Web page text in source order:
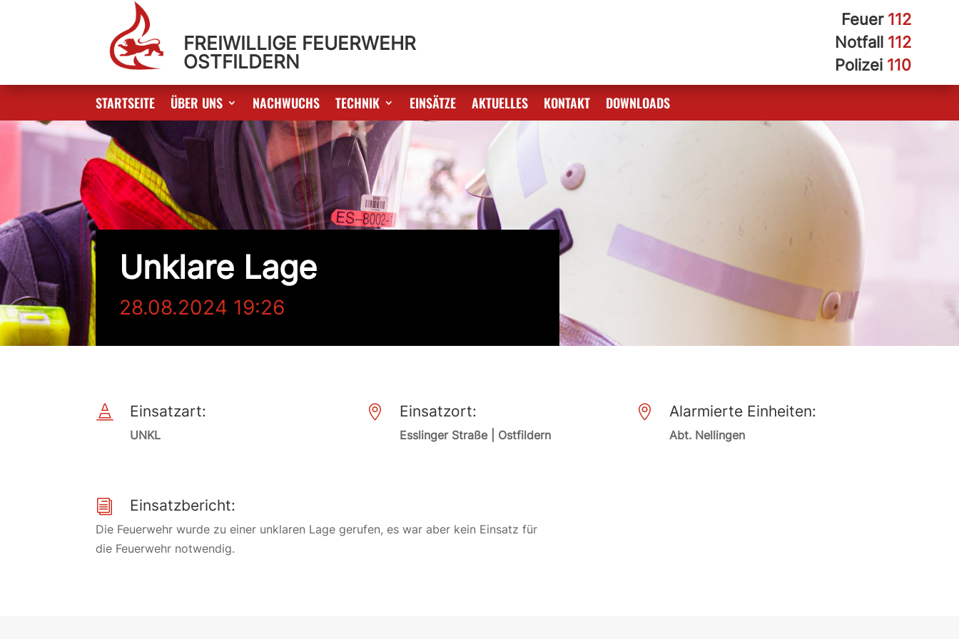
FREIWILLIGE FEUERWEHR
OSTFILDERN
Feuer 112
Notfall 112
Polizei 110
STARTSEITE ÜBER UNS NACHWUCHS TECHNIK EINSÄTZE AKTUELLES KONTAKT DOWNLOADS
Unklare Lage
28.08.2024 19:26
 Einsatzart:
UNKL
 Einsatzort:
Esslinger Straße | Ostfildern
 Alarmierte Einheiten:
Abt. Nellingen
i Einsatzbericht:
Die Feuerwehr wurde zu einer unklaren Lage gerufen, es war aber kein Einsatz für
die Feuerwehr notwendig.